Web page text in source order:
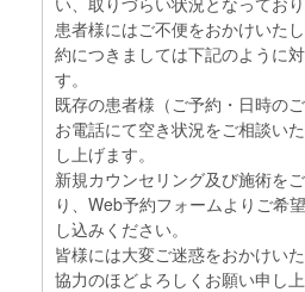
患者様にはご不便をおかけいた
約につきましては下記のように
す。
既存の患者様（ご予約・日時の
お電話にて空き状況をご相談い
し上げます。
新規カウンセリング及び施術を
り、Web予約フォームよりご希
し込みください。
皆様には大変ご迷惑をおかけい
協力のほどよろしくお願い申し上